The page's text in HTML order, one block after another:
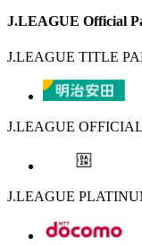
J.LEAGUE Official
J.LEAGUE TITLE
J.LEAGUE
J.LEAGUE